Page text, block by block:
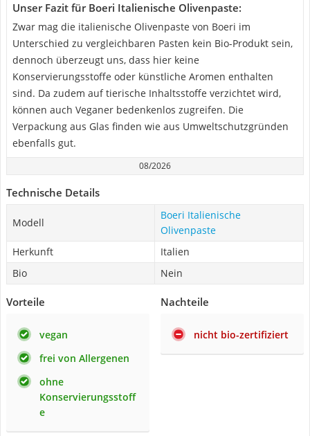
Unser Fazit für Boeri Italienische Olivenpaste:
Zwar mag die italienische Olivenpaste von Boeri im
Unterschied zu vergleichbaren Pasten kein Bio-Produkt sein,
dennoch überzeugt uns, dass hier keine
Konservierungsstoffe oder künstliche Aromen enthalten
sind. Da zudem auf tierische Inhaltsstoffe verzichtet wird,
können auch Veganer bedenkenlos zugreifen. Die
Verpackung aus Glas finden wie aus Umweltschutzgründen
ebenfalls gut.
08/2026
Technische Details
Modell
Boeri Italienische
Olivenpaste
Herkunft
Italien
Bio
Nein
Vorteile
vegan
frei von Allergenen
ohne
Konservierungsstoff
e
Nachteile
nicht bio-zertifiziert